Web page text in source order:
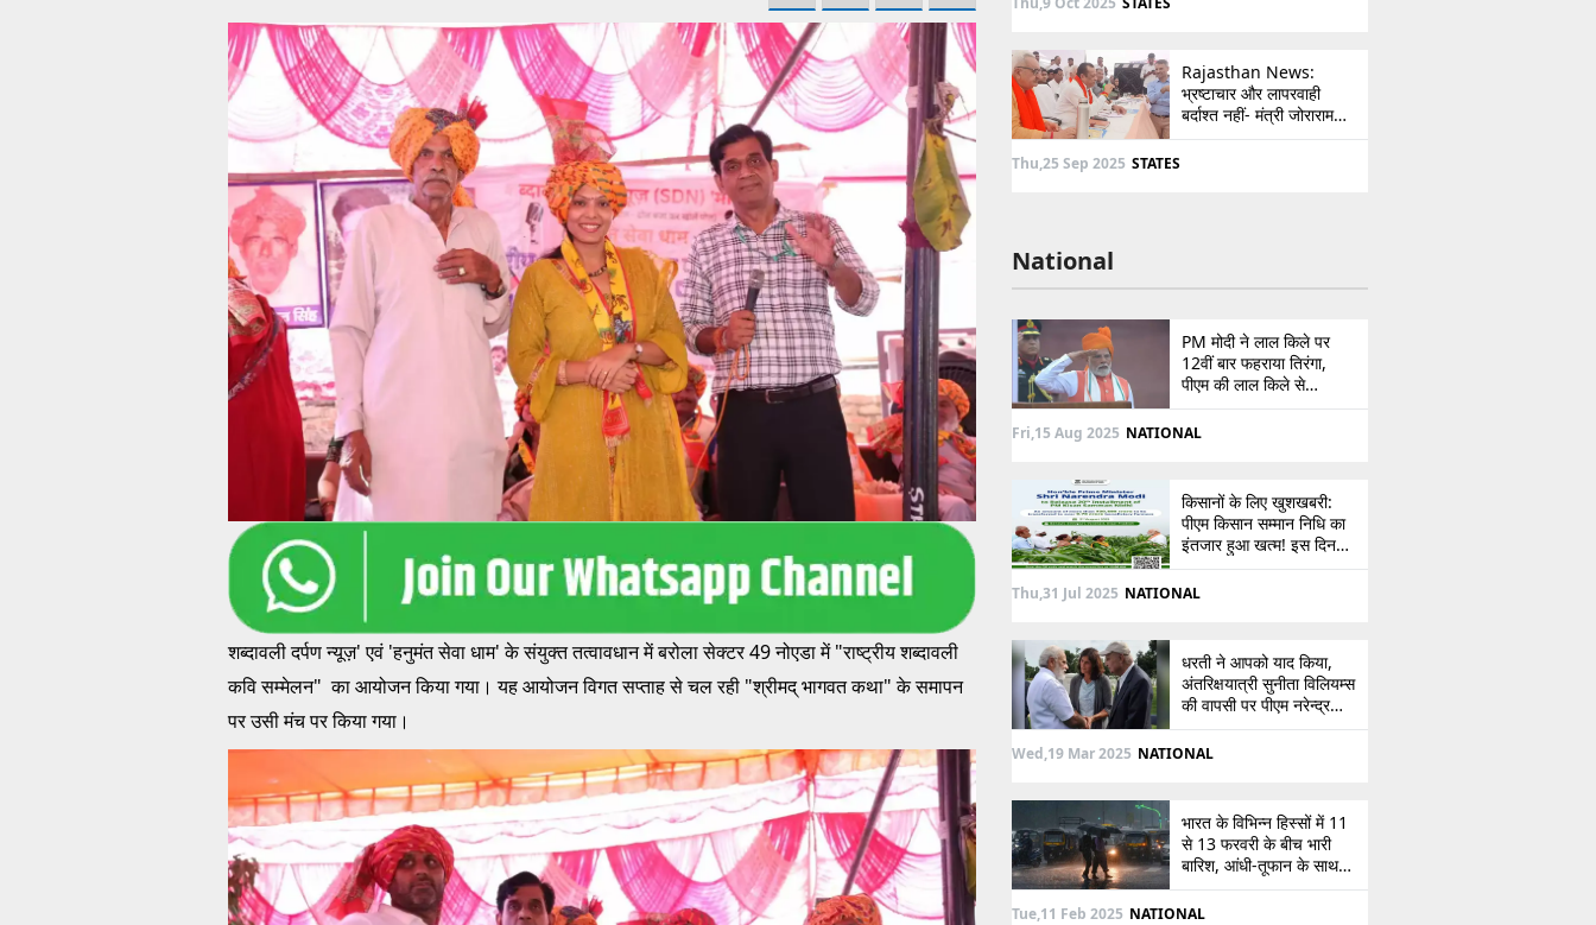
शब्दावली दर्पण न्यूज़' एवं 'हनुमंत सेवा धाम' के संयुक्त तत्वावधान में बरोला सेक्टर 49 नोएडा में "राष्ट्रीय शब्दावली
कवि सम्मेलन" का आयोजन किया गया। यह आयोजन विगत सप्ताह से चल रही "श्रीमद् भागवत कथा" के समापन
पर उसी मंच पर किया गया।
Rajasthan News:
भ्रष्टाचार और लापरवाही
बर्दाश्त नहीं- मंत्री जोराराम
कुमावत ने शहरी सेवा शिविर में
Thu,25 Sep 2025 STATES
National
PM मोदी ने लाल किले पर
12वीं बार फहराया तिरंगा,
पीएम की लाल किले से
पाकिस्तान को सीधी
ललकार, प्रधानमंत्री ने 103
Fri,15 Aug 2025 NATIONAL
किसानों के लिए खुशखबरी:
पीएम किसान सम्मान निधि का
इंतजार हुआ खत्म! इस दिन
खाते में आएंगे 2,000 रुपये,
देखें
Thu,31 Jul 2025 NATIONAL
धरती ने आपको याद किया,
अंतरिक्षयात्री सुनीता विलियम्स
की वापसी पर पीएम नरेन्द्र
मोदी की पोस्ट
Wed,19 Mar 2025 NATIONAL
भारत के विभिन्न हिस्सों में 11
से 13 फरवरी के बीच भारी
बारिश, आंधी-तूफान के साथ
बर्फबारी का अलर्ट
Tue,11 Feb 2025 NATIONAL